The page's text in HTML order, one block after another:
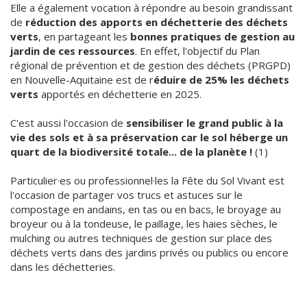
Elle a également vocation à répondre au besoin grandissant
de réduction des apports en déchetterie des déchets
verts, en partageant les bonnes pratiques de gestion au
jardin de ces ressources. En effet, l'objectif du Plan
régional de prévention et de gestion des déchets (PRGPD)
en Nouvelle-Aquitaine est de réduire de 25% les déchets
verts apportés en déchetterie en 2025.
C'est aussi l'occasion de sensibiliser le grand public à la
vie des sols et à sa préservation car le sol héberge un
quart de la biodiversité totale... de la planète ! (1)
Particulier·es ou professionnel·les la Fête du Sol Vivant est
l'occasion de partager vos trucs et astuces sur le
compostage en andains, en tas ou en bacs, le broyage au
broyeur ou à la tondeuse, le paillage, les haies sèches, le
mulching ou autres techniques de gestion sur place des
déchets verts dans des jardins privés ou publics ou encore
dans les déchetteries.